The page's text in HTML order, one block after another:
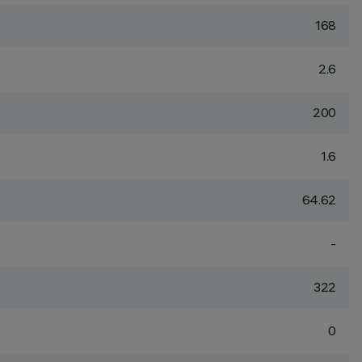
168
2.6
200
1.6
64.62
-
322
0